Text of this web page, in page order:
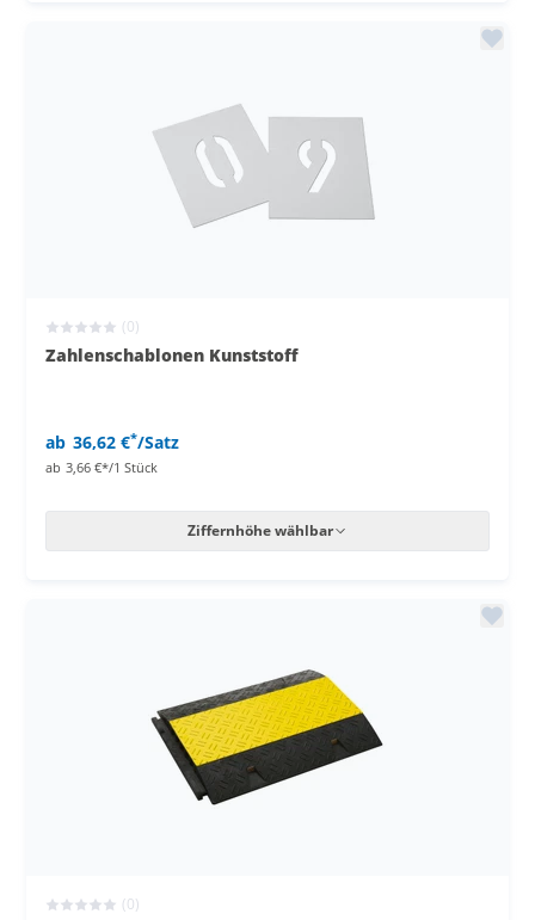
(0)
Zahlenschablonen Kunststoff
ab 36,62 €*/Satz
ab 3,66 €*/1 Stück
Ziffernhöhe wählbar
(0)